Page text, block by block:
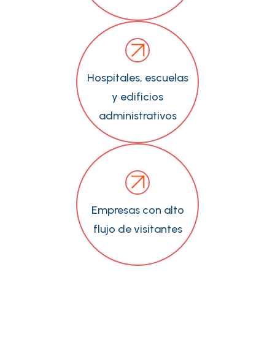
Hospitales, escuelas
y edificios
administrativos
Empresas con alto
flujo de visitantes